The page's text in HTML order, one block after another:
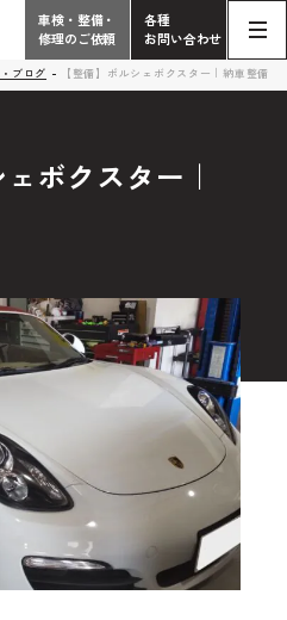
18:30（月曜定休）
がかかります
わせ総合
8001
がかかります
車検・整備・
修理のご依頼
各種
お問い合わせ
ブログ 【整備】ポルシェボクスター｜納車整備
ボクスター｜